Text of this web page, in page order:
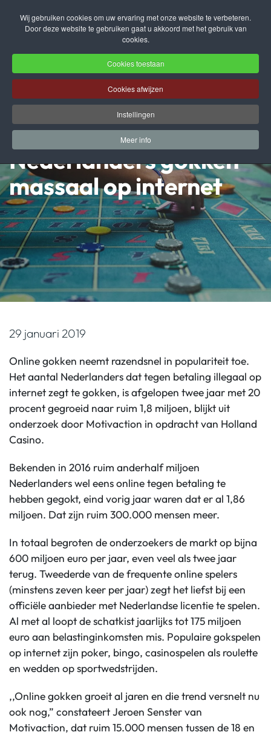
Wij gebruiken cookies om uw ervaring met onze website te verbeteren.
Door deze website te gebruiken gaat u akkoord met het gebruik van
cookies.
Cookies toestaan
Cookies afwijzen
Instellingen
Meer info
Terug naar hoofdinhoud
Nederlanders gokken
massaal op internet
29 januari 2019
Online gokken neemt razendsnel in populariteit toe.
Het aantal Nederlanders dat tegen betaling illegaal op
internet zegt te gokken, is afgelopen twee jaar met 20
procent gegroeid naar ruim 1,8 miljoen, blijkt uit
onderzoek door Motivaction in opdracht van Holland
Casino.
Bekenden in 2016 ruim anderhalf miljoen
Nederlanders wel eens online tegen betaling te
hebben gegokt, eind vorig jaar waren dat er al 1,86
miljoen. Dat zijn ruim 300.000 mensen meer.
In totaal begroten de onderzoekers de markt op bijna
600 miljoen euro per jaar, even veel als twee jaar
terug. Tweederde van de frequente online spelers
(minstens zeven keer per jaar) zegt het liefst bij een
officiële aanbieder met Nederlandse licentie te spelen.
Al met al loopt de schatkist jaarlijks tot 175 miljoen
euro aan belastinginkomsten mis. Populaire gokspelen
op internet zijn poker, bingo, casinospelen als roulette
en wedden op sportwedstrijden.
,,Online gokken groeit al jaren en die trend versnelt nu
ook nog,” constateert Jeroen Senster van
Motivaction, dat ruim 15.000 mensen tussen de 18 en